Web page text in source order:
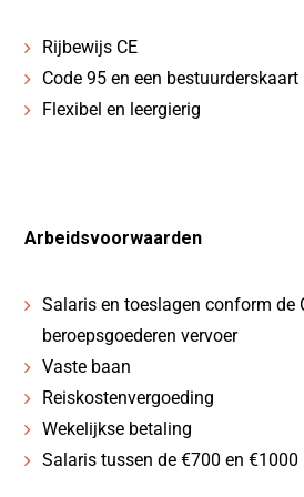
Rijbewijs CE
Code 95 en een bestuurderskaart
Flexibel en leergierig
Arbeidsvoorwaarden
Salaris en toeslagen conform de
beroepsgoederen vervoer
Vaste baan
Reiskostenvergoeding
Wekelijkse betaling
Salaris tussen de €700 en €1000